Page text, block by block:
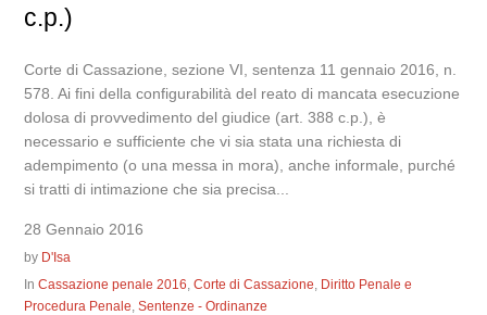
c.p.)
Corte di Cassazione, sezione VI, sentenza 11 gennaio 2016, n.
578. Ai fini della configurabilità del reato di mancata esecuzione
dolosa di provvedimento del giudice (art. 388 c.p.), è
necessario e sufficiente che vi sia stata una richiesta di
adempimento (o una messa in mora), anche informale, purché
si tratti di intimazione che sia precisa...
28 Gennaio 2016
by D'Isa
InCassazione penale 2016 ,Corte di Cassazione Diritto Penale e
Procedura Penale ,Sentenze - Ordinanze